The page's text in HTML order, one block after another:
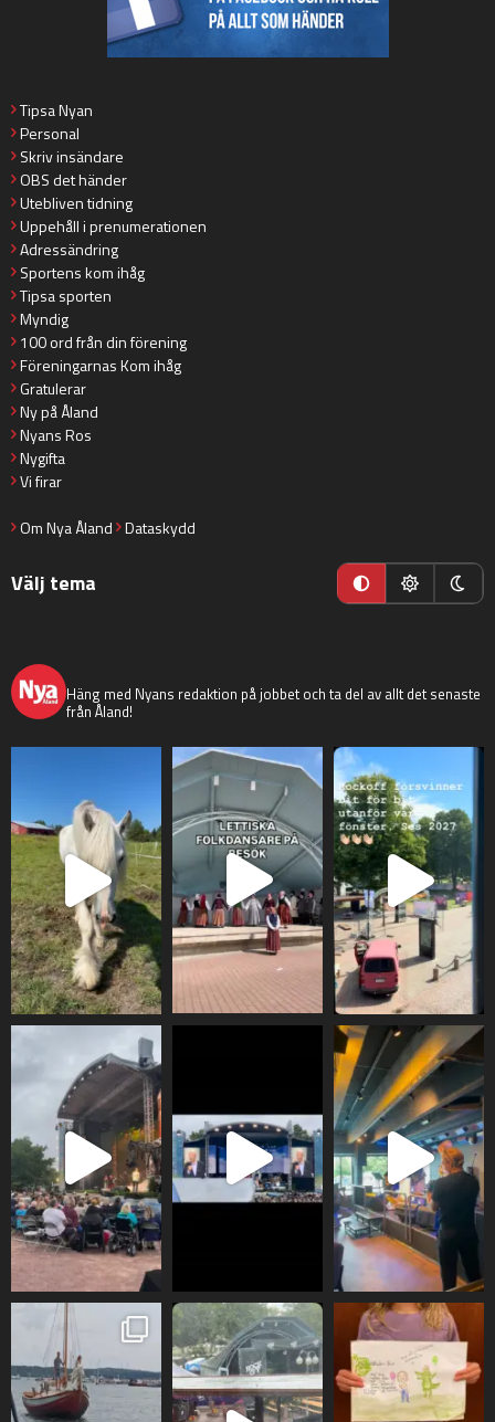
Tipsa Nyan
Personal
Skriv insändare
OBS det händer
Utebliven tidning
Uppehåll i prenumerationen
Adressändring
Sportens kom ihåg
Tipsa sporten
Myndig
100 ord från din förening
Föreningarnas Kom ihåg
Gratulerar
Ny på Åland
Nyans Ros
Nygifta
Vi firar
Om Nya Åland Dataskydd
Välj tema
Häng med Nyans redaktion på jobbet och ta del av allt det senaste
från Åland!